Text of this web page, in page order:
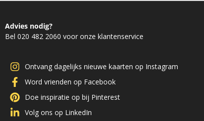
Advies nodig?
Bel 020 482 2060 voor onze klantenservice
Ontvang dagelijks nieuwe kaarten op Instagram
Word vrienden op Facebook
Doe inspiratie op bij Pinterest
Volg ons op LinkedIn